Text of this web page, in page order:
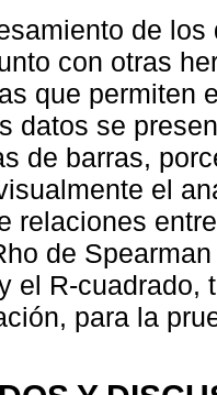
de
con otras
que permiten
datos se
de barras,
el
relaciones
de
el R-cuadrado,
para la